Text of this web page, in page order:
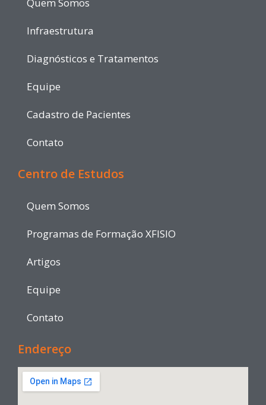
Quem Somos
Infraestrutura
Diagnósticos e Tratamentos
Equipe
Cadastro de Pacientes
Contato
Centro de Estudos
Quem Somos
Programas de Formação XFISIO
Artigos
Equipe
Contato
Endereço